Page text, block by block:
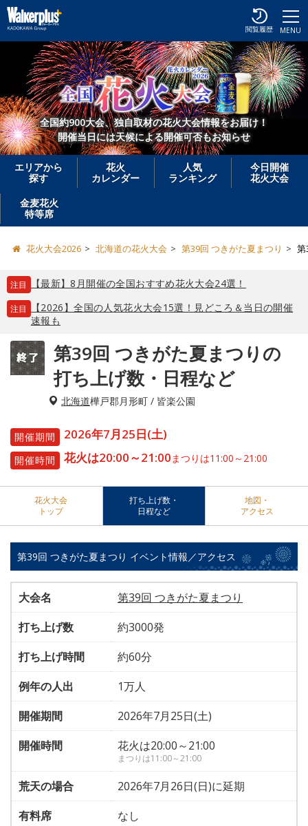
MENU
閲覧履歴
全国約900大会、独自取材の花火大会情報をお届け！
開催当日には天候による開催可否もお知らせ
エリアから
探す
花火
カレンダー
人気
ランキング
今日開催
花火大会
金麦花火
特等席
花火大会2026 北海道の花火大会 第39回 つきがた夏まつり 第
注目 【最新】8月開催の全国おすすめ花火大会24選！
注目
【2026】全国の人気花火大会15選！見どころ＆当日の開催
速報も
第39回 つきがた夏まつりの
打ち上げ数・日程など
北海道樺戸郡月形町 / 皆楽公園
開催期間 2026年7月25日(土)
開催時間 花火は20:00～21:00 まつりは11:00～21:00
花火大会
トップ
打ち上げ数・
日程など
地図・
アクセス
第39回 つきがた夏まつり イベント情報／アクセス
大会名
第39回 つきがた夏まつり
打ち上げ数
約3000発
打ち上げ時間
約60分
例年の人出
1万人
開催期間
2026年7月25日(土)
開催時間
花火は20:00～21:00
まつりは11:00～21:00
荒天の場合
2026年7月26日(日)に延期
有料席
なし